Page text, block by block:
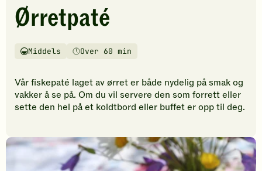
har
foreløpig
vurderinger.
den
første
til
denne
oppskriften.
Ørretpaté
Vanskelighetsgrad
Middels
TilberedningstidOver 60 min
Vår fiskepaté laget av ørret er både nydelig på smak og
vakker å se på. Om du vil servere den som forrett eller
sette den hel på et koldtbord eller buffet er opp til deg.